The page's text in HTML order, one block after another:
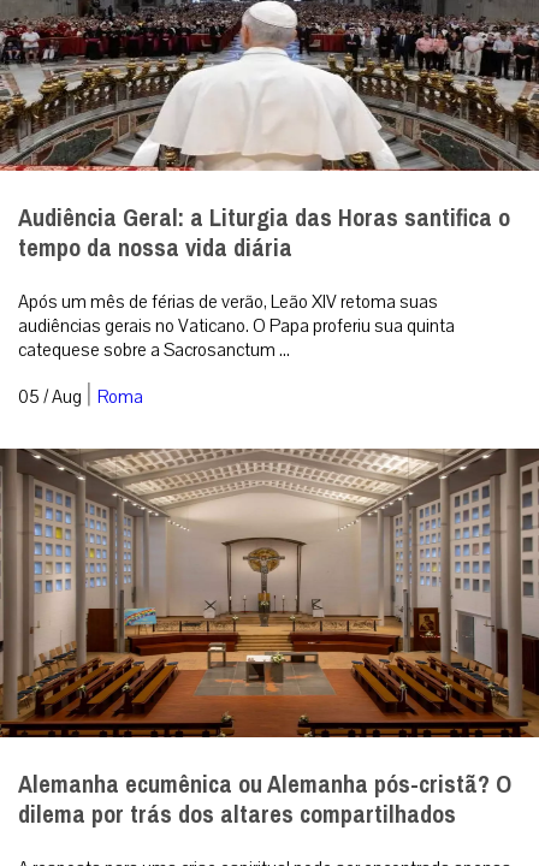
Alemanha ecumênica ou Alemanha pós-cristã? O
dilema por trás dos altares compartilhados
A resposta para uma crise espiritual pode ser encontrada apenas
align=”aligncenter...
05 / Aug |Análise
Papa Leão XIV visitará Uruguai, Argentina e Peru
em novembro
Santa Sé confirma que o Pontífice passará por três países latino-